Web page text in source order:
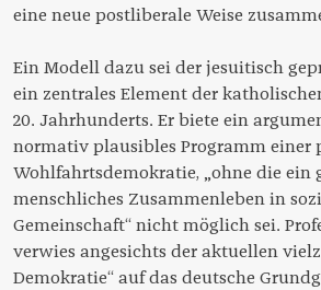
eine neue postliberale Weise
Ein Modell dazu sei der jesuitisch
ein zentrales Element der
20. Jahrhunderts. Er biete ein
normativ plausibles Programm einer
Wohlfahrtsdemokratie, „ohne die ein
menschliches Zusammenleben in
Gemeinschaft“ nicht möglich sei.
verwies angesichts der aktuellen
Demokratie“ auf das deutsche